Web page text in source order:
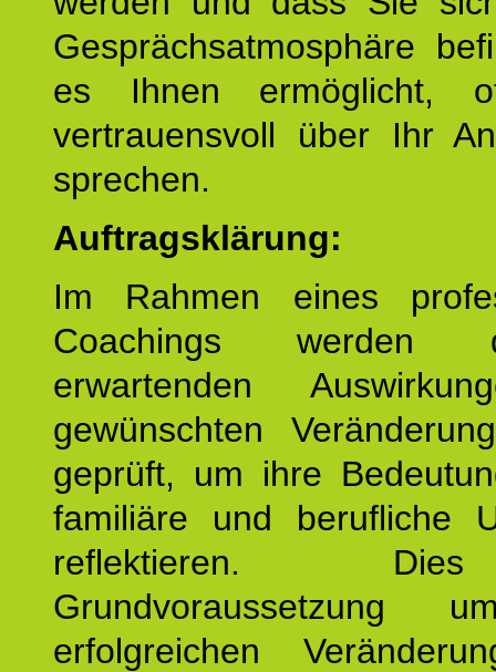
Gesprächsatmosphäre
es Ihnen ermöglicht,
vertrauensvoll über Ihr
sprechen.
Auftragsklärung:
Im Rahmen eines
Coachings
erwartenden
gewünschten
geprüft, um ihre
familiäre und berufliche
reflektieren.
Grundvoraussetzung
erfolgreichen